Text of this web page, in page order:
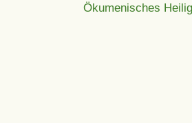
Ökumenisches